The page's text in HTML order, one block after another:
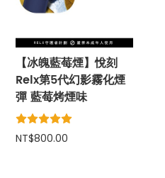
【冰魄藍莓煙】悅刻
Relx第5代幻影霧化煙
彈 藍莓烤煙味
NT$800.00